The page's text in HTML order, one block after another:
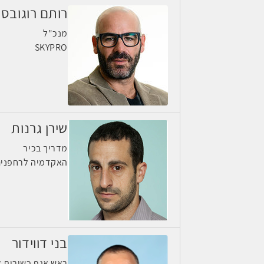
רותם
מנכ"ל
SKYPRO
שירן גרנות
מדריך בכיר
האקדמיה
בני דווידור